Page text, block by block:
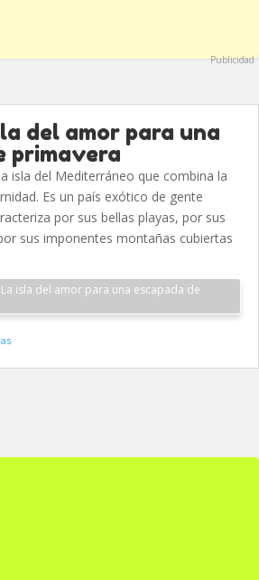
Publicidad
del amor para una
primavera
isla del Mediterráneo que combina la
Es un país exótico de gente
por sus bellas playas, por sus
sus imponentes montañas cubiertas
isla del amor para una escapada de